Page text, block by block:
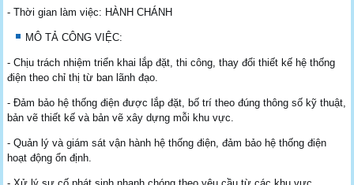
- Thời gian làm việc: HÀNH CHÁNH
MÔ TẢ CÔNG VIỆC:
- Chịu trách nhiệm triển khai lắp đặt, thi công, thay đổi thiết kế hệ thống
điện theo chỉ thị từ ban lãnh đạo.
- Đảm bảo hệ thống điện được lắp đặt, bố trí theo đúng thông số kỹ thuật,
bản vẽ thiết kế và bản vẽ xây dựng mỗi khu vực.
- Quản lý và giám sát vận hành hệ thống điện, đảm bảo hệ thống điện
hoạt động ổn định.